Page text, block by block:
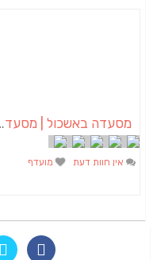
מסעדה באשכול |
אין חוות דעת מועדף